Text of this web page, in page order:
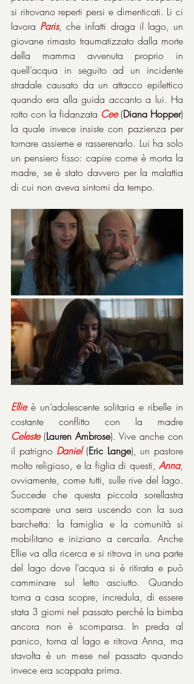
si ritrovano reperti persi e dimenticati. Li ci
lavora Paris, che infatti draga il lago, un
giovane rimasto traumatizzato dalla morte
della mamma avvenuta proprio in
quell’acqua in seguito ad un incidente
stradale causato da un attacco epilettico
quando era alla guida accanto a lui. Ha
rotto con la fidanzata Cee (Diana Hopper)
la quale invece insiste con pazienza per
tornare assieme e rasserenarlo. Lui ha solo
un pensiero fisso: capire come è morta la
madre, se è stato davvero per la malattia
di cui non aveva sintomi da tempo.
Ellie è un’adolescente solitaria e ribelle in
Celeste (Lauren Ambrose). Vive anche con
il patrigno Daniel (Eric Lange), un pastore
molto religioso, e la figlia di questi, Anna,
ovviamente, come tutti, sulle rive del lago.
Succede che questa piccola sorellastra
scompare una sera uscendo con la sua
barchetta: la famiglia e la comunità si
mobilitano e iniziano a cercarla. Anche
Ellie va alla ricerca e si ritrova in una parte
del lago dove l’acqua si è ritirata e può
camminare sul letto asciutto. Quando
torna a casa scopre, incredula, di essere
stata 3 giorni nel passato perché la bimba
ancora non è scomparsa. In preda al
panico, torna al lago e ritrova Anna, ma
stavolta è un mese nel passato quando
invece era scappata prima.